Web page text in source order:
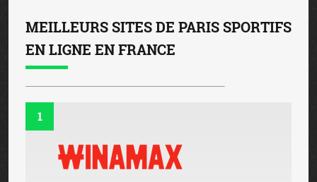
MEILLEURS SITES DE PARIS SPORTIFS
EN LIGNE EN FRANCE
1